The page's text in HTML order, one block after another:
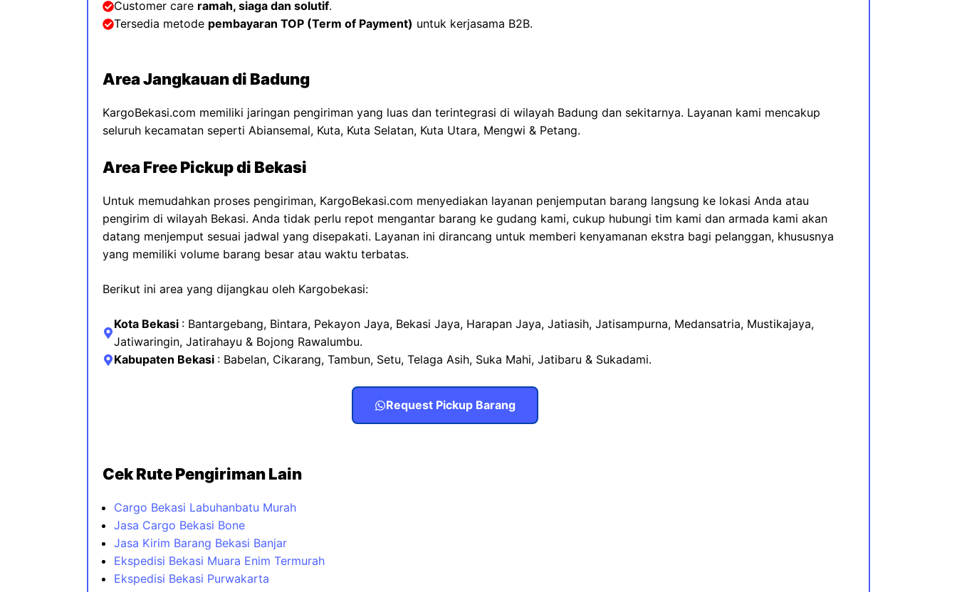
Customer care ramah, siaga dan solutif.
Tersedia metode pembayaran TOP (Term of Payment) untuk kerjasama B2B.
Area Jangkauan di Badung
KargoBekasi.com memiliki jaringan pengiriman yang luas dan terintegrasi di wilayah Badung dan sekitarnya. Layanan kami mencakup
seluruh kecamatan seperti Abiansemal, Kuta, Kuta Selatan, Kuta Utara, Mengwi & Petang.
Area Free Pickup di Bekasi
Untuk memudahkan proses pengiriman, KargoBekasi.com menyediakan layanan penjemputan barang langsung ke lokasi Anda atau
pengirim di wilayah Bekasi. Anda tidak perlu repot mengantar barang ke gudang kami, cukup hubungi tim kami dan armada kami akan
datang menjemput sesuai jadwal yang disepakati. Layanan ini dirancang untuk memberi kenyamanan ekstra bagi pelanggan, khususnya
yang memiliki volume barang besar atau waktu terbatas.
Berikut ini area yang dijangkau oleh Kargobekasi:
Kota Bekasi : Bantargebang, Bintara, Pekayon Jaya, Bekasi Jaya, Harapan Jaya, Jatiasih, Jatisampurna, Medansatria, Mustikajaya,
Jatiwaringin, Jatirahayu & Bojong Rawalumbu.
Kabupaten Bekasi : Babelan, Cikarang, Tambun, Setu, Telaga Asih, Suka Mahi, Jatibaru & Sukadami.
Request Pickup Barang
Cek Rute Pengiriman Lain
Cargo Bekasi Labuhanbatu Murah
Jasa Cargo Bekasi Bone
Jasa Kirim Barang Bekasi Banjar
Ekspedisi Bekasi Muara Enim Termurah
Ekspedisi Bekasi Purwakarta